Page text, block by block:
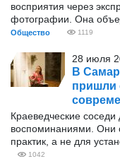
восприятия через
фотографии. Она
Общество 1119
28 июля
В
пришли
Краеведческие
воспоминаниями. Они
практик, а не для
1042